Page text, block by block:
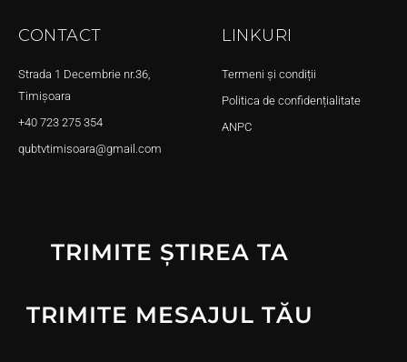
CONTACT
Strada 1 Decembrie nr.36,
Timișoara
+40 723 275 354
qubtvtimisoara@gmail.com
LINKURI
Termeni și condiții
Politica de confidențialitate
ANPC
TRIMITE ȘTIREA TA
TRIMITE MESAJUL TĂU